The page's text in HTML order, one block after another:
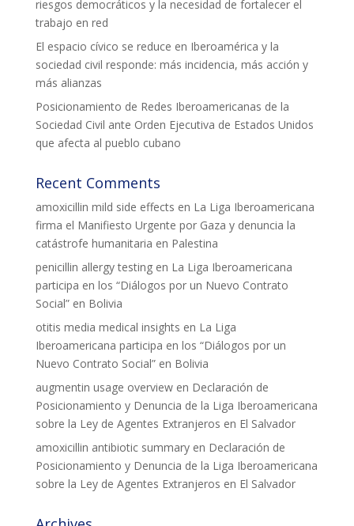
riesgos democráticos y la necesidad de fortalecer el
trabajo en red
El espacio cívico se reduce en Iberoamérica y la
sociedad civil responde: más incidencia, más acción y
más alianzas
Posicionamiento de Redes Iberoamericanas de la
Sociedad Civil ante Orden Ejecutiva de Estados Unidos
que afecta al pueblo cubano
Recent Comments
amoxicillin mild side effects en La Liga Iberoamericana
firma el Manifiesto Urgente por Gaza y denuncia la
catástrofe humanitaria en Palestina
penicillin allergy testingen La Liga Iberoamericana
participa en los “Diálogos por un Nuevo Contrato
Social” en Bolivia
otitis media medical insights en La Liga
Iberoamericana participa en los “Diálogos por un
Nuevo Contrato Social” en Bolivia
augmentin usage overviewen Declaración de
Posicionamiento y Denuncia de la Liga Iberoamericana
sobre la Ley de Agentes Extranjeros en El Salvador
amoxicillin antibiotic summaryen Declaración de
Posicionamiento y Denuncia de la Liga Iberoamericana
sobre la Ley de Agentes Extranjeros en El Salvador